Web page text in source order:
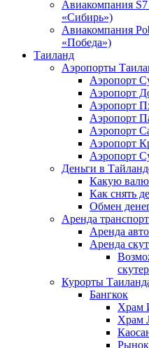
Авиакомпания
«Сибирь»)
Авиакомпания
«Победа»)
Таиланд
Аэропорты
Аэропорт
Аэропорт
Аэропорт
Аэропорт
Аэропорт
Аэропорт
Аэропорт
Деньги в
Какую
Как снять
Обмен
Аренда
Аренда
Аренда
Курорты
Бангкок
Храм
Храм